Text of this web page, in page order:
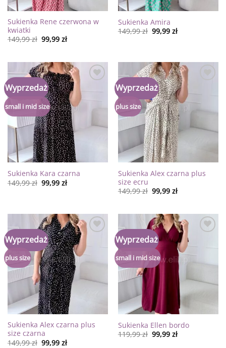
Sukienka Rene czerwona w
kwiatki
149,99zł 99,99 zł
Sukienka Amira
149,99zł 99,99 zł
Wyprzedaż
small i mid size
Sukienka Kara czarna
149,99zł 99,99 zł
Wyprzedaż
plus size
życzeń
Sukienka Alex czarna plus
size ecru
149,99zł 99,99 zł
Wyprzedaż
plus size
Dodaj
Sukienka Alex czarna plus
size czarna
149,99zł 99,99 zł
Wyprzedaż
small i mid size
Sukienka Ellen bordo
119,99zł 99,99 zł